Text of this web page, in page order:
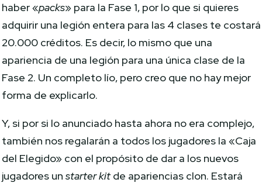
haber «packs» para la Fase 1, por lo que si quieres
adquirir una legión entera para las 4 clases te costará
20.000 créditos. Es decir, lo mismo que una
apariencia de una legión para una única clase de la
Fase 2. Un completo lío, pero creo que no hay mejor
forma de explicarlo.
Y, si por si lo anunciado hasta ahora no era complejo,
también nos regalarán a todos los jugadores la «Caja
del Elegido» con el propósito de dar a los nuevos
jugadores unstarter kitde apariencias clon. Estará